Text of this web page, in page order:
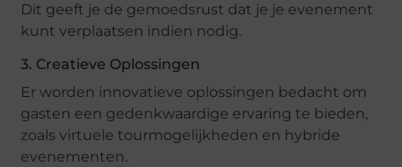
Dit geeft je de gemoedsrust dat je je evenement
kunt verplaatsen indien nodig.
3. Creatieve Oplossingen
Er worden innovatieve oplossingen bedacht om
gasten een gedenkwaardige ervaring te bieden,
zoals virtuele tourmogelijkheden en hybride
evenementen.